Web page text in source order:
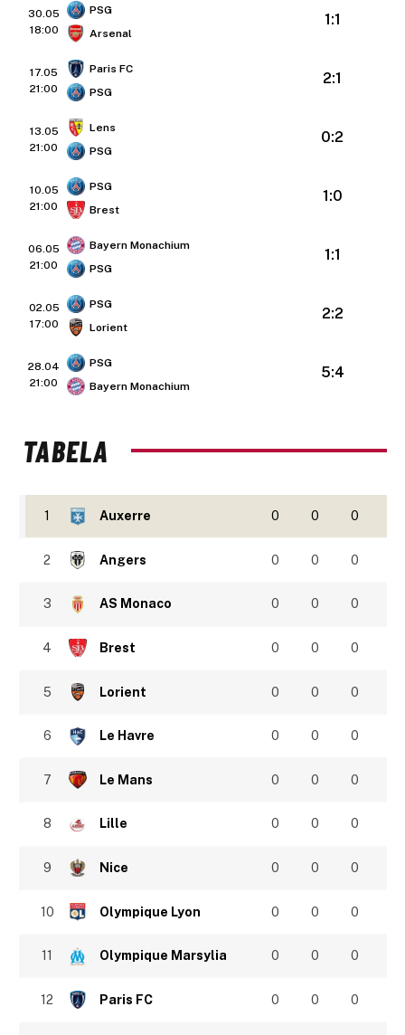
30.05
18:00
PSG
Arsenal
1:1
17.05
21:00
Paris FC
PSG
2:1
13.05
21:00
Lens
PSG
0:2
10.05
21:00
PSG
Brest
1:0
06.05
21:00
Bayern Monachium
PSG
1:1
02.05
17:00
PSG
Lorient
2:2
28.04
21:00
PSG
Bayern Monachium
5:4
TABELA
1 Auxerre 0 0 0
2 Angers 0 0 0
3 AS Monaco 0 0 0
4 Brest 0 0 0
5 Lorient 0 0 0
6 Le Havre 0 0 0
7 Le Mans 0 0 0
8 Lille 0 0 0
9 Nice 0 0 0
10 Olympique Lyon 0 0 0
11 Olympique Marsylia 0 0 0
12 Paris FC 0 0 0